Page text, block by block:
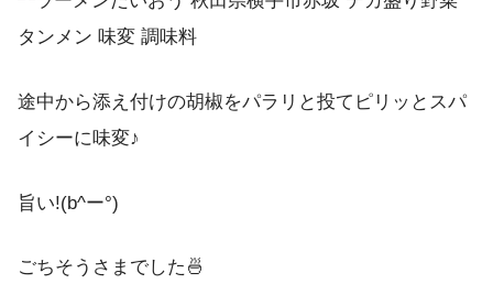
途中から添え付けの胡椒をパラリと投てピリッとスパ
イシーに味変♪
旨い!(b^ー°)
ごちそうさまでした🍜